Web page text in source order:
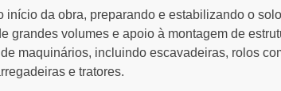
da obra, preparando e estabilizando o
grandes volumes e apoio à montagem de
maquinários, incluindo escavadeiras, rolos
e tratores.